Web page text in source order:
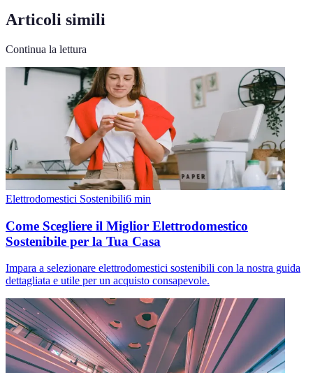
Articoli simili
Continua la lettura
Elettrodomestici Sostenibili6 min
Come Scegliere il Miglior Elettrodomestico
Sostenibile per la Tua Casa
Impara a selezionare elettrodomestici sostenibili con la nostra guida
dettagliata e utile per un acquisto consapevole.